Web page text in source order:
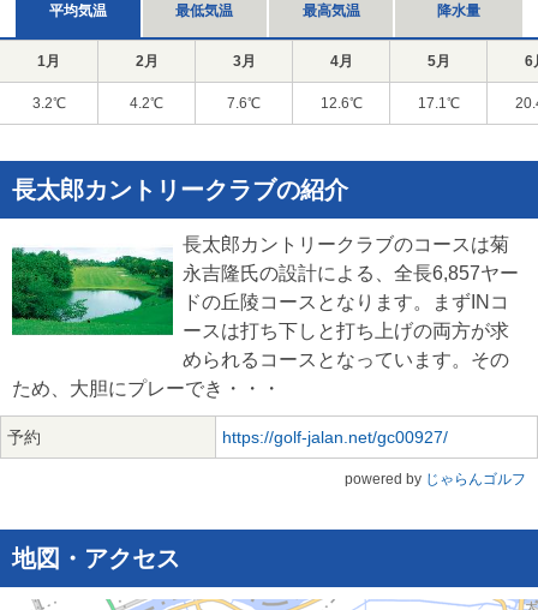
平均気温 最低気温 最高気温 降水量
1月 2月 3月 4月 5月 6
3.2℃ 4.2℃ 7.6℃ 12.6℃ 17.1℃
長太郎カントリークラブの紹介
長太郎カントリークラブのコースは菊
永吉隆氏の設計による、全長6,857ヤー
ドの丘陵コースとなります。まずINコ
ースは打ち下しと打ち上げの両方が求
められるコースとなっています。その
ため、大胆にプレーでき・・・
予約 https://golf-jalan.net/gc00927/
powered by じゃらんゴルフ
地図・アクセス